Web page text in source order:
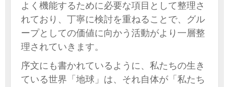
よく機能するために必要な項目として整理さ
れており、丁寧に検討を重ねることで、グル
ープとしての価値に向かう活動がより一層整
理されていきます。
序文にも書かれているように、私たちの生き
ている世界「地球」は、それ自体が「私たち